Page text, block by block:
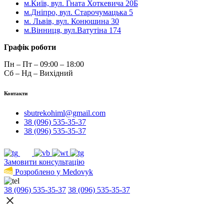
м.Київ, вул. Гната Хоткевича 20Б
м.Дніпро, вул. Старочумацька 5
м. Львів, вул. Конюшина 30
м.Вінниця, вул.Ватутіна 174
Графік роботи
Пн – Пт – 09:00 – 18:00
Сб – Нд – Вихідний
Контакти
sbutrekohiml@gmail.com
38 (096) 535-35-37
38 (096) 535-35-37
Замовити консультацію
Розроблено у Medovyk
38 (096) 535-35-37 38 (096) 535-35-37